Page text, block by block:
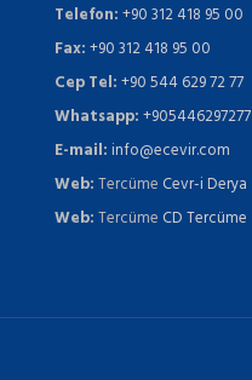
Telefon:+90 312 418 95 00
Fax:+90 312 418 95 00
Cep Tel:+90 544 629 72 77
Whatsapp:+905446297277
E-mail:info@ecevir.com
Web:Tercüme Cevr-i Derya
Web:Tercüme CD Tercüme